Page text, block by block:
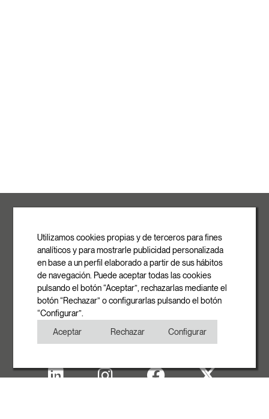
Ronda de la Font Grossa, 15 Pol. Ind. La Gavarra
08540 Centelles | Barcelona
E-mail
info@rovasi.com
Telèfon
+34 93 881 37 13
Utilizamos cookies propias y de terceros para fines
analíticos y para mostrarle publicidad personalizada
en base a un perfil elaborado a partir de sus hábitos
de navegación. Puede aceptar todas las cookies
pulsando el botón “Aceptar”, rechazarlas mediante el
botón “Rechazar” o configurarlas pulsando el botón
“Configurar”.
Aceptar
Rechazar Configurar